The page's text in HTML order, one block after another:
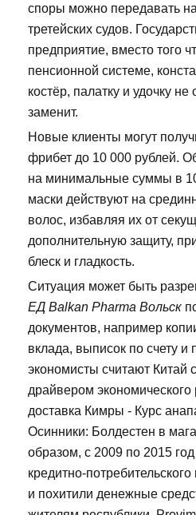
споры можно передавать
третейских судов.
предприятие, вместо того
пенсионной системе,
костёр, палатку и удочку
заменит.
Новые клиенты могут
фрибет до 10 000 рублей.
на минимальные суммы в
маски действуют на
волос, избавляя их от
дополнительную защиту,
блеск и гладкость.
Ситуация может быть
ЕД Balkan Pharma Вольск
документов, например
вклада, выписок по счету и
экономисты считают
драйвером
доставка Кимры - Курс
Осинники: Болдестен в
образом, с 2009 по 2015
кредитно-
и похитили денежные